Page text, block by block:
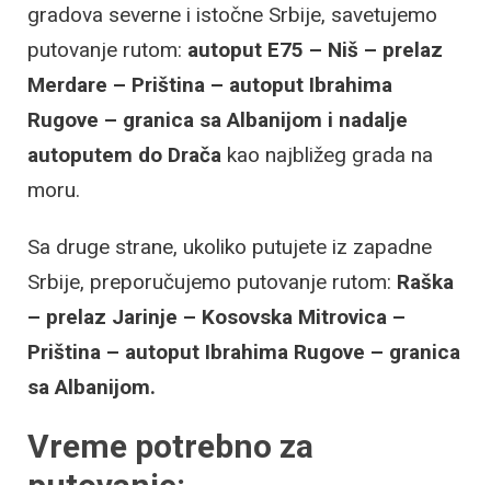
gradova severne i istočne Srbije, savetujemo
putovanje rutom: autoput E75 – Niš – prelaz
Merdare – Priština – autoput Ibrahima
Rugove – granica sa Albanijom i nadalje
autoputem do Drača kao najbližeg grada na
moru.
Sa druge strane, ukoliko putujete iz zapadne
Srbije, preporučujemo putovanje rutom: Raška
– prelaz Jarinje – Kosovska Mitrovica –
Priština – autoput Ibrahima Rugove – granica
sa Albanijom.
Vreme potrebno za